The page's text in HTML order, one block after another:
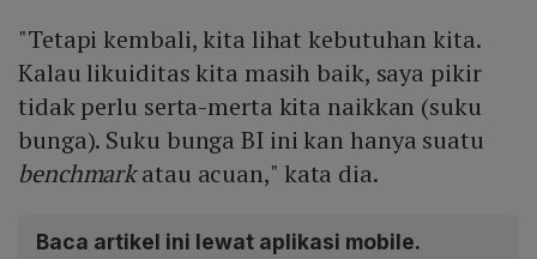
"Tetapi kembali, kita lihat kebutuhan kita.
Kalau likuiditas kita masih baik, saya pikir
tidak perlu serta-merta kita naikkan (suku
bunga). Suku bunga BI ini kan hanya suatu
benchmarkatau acuan," kata dia.
Baca artikel ini lewat aplikasi mobile.